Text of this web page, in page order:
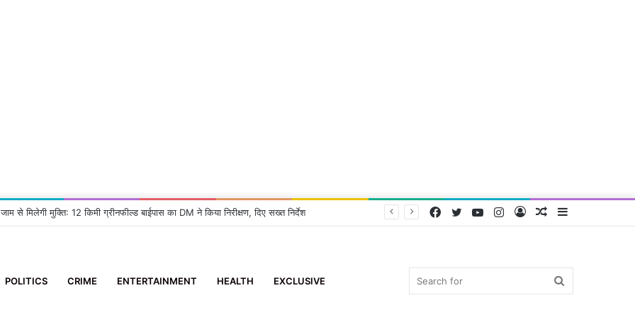
से मिलेगी मुक्ति: 12 किमी ग्रीनफील्ड बाईपास का DM ने किया निरीक्षण, दिए सख्त निर्देश
Random
Log
Instagram
YouTube
Twitter
Facebook
POLITICS CRIME ENTERTAINMENT HEALTH EXCLUSIVE